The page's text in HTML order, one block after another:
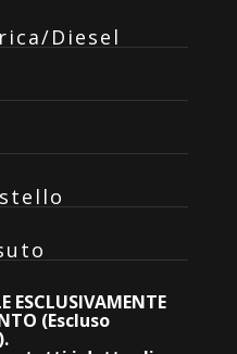
Diesel
ESCLUSIVAMENTE
(Escluso